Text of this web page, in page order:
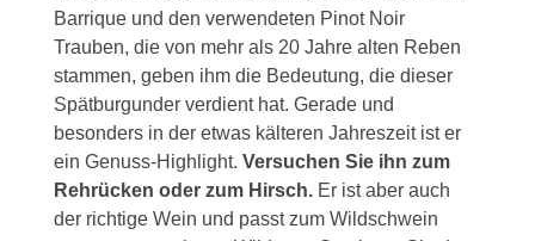
Barrique und den verwendeten Pinot Noir
Trauben, die von mehr als 20 Jahre alten Reben
stammen, geben ihm die Bedeutung, die dieser
Spätburgunder verdient hat. Gerade und
besonders in der etwas kälteren Jahreszeit ist er
ein Genuss-Highlight. Versuchen Sie ihn zum
Rehrücken oder zum Hirsch.Er ist aber auch
der richtige Wein und passt zum Wildschwein